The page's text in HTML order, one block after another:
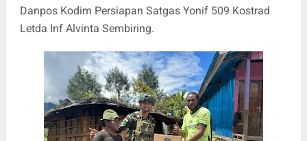
Danpos Kodim Persiapan Satgas Yonif 509 Kostrad
Letda Inf Alvinta Sembiring.